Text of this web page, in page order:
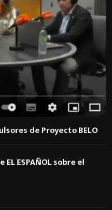
de Proyecto BELO
ESPAÑOL sobre el